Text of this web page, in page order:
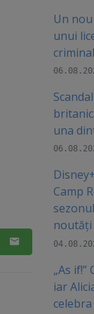
Un
unui
una
Camp
noutăți
„As
iar